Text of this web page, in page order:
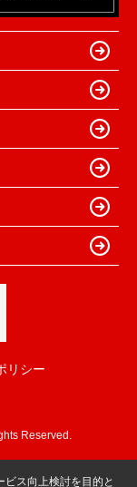
リシー
Reserved.
ス向上検討を目的と